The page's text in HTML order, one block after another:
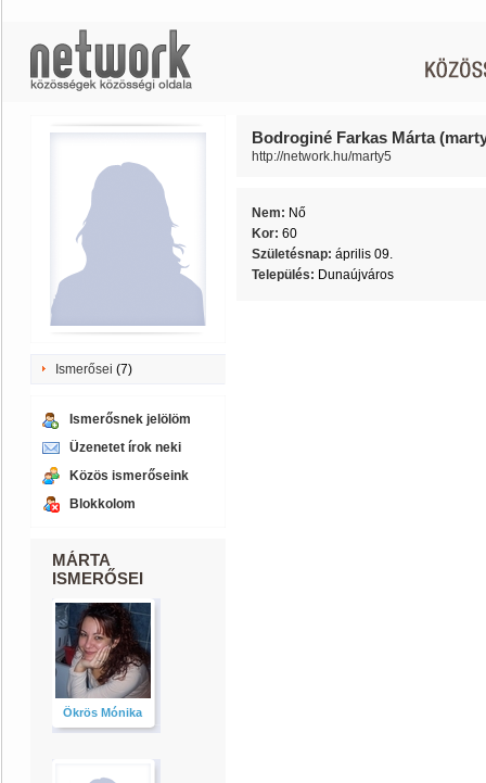
Ismerősei (7)
Ismerősnek jelölöm
Üzenetet írok neki
Közös ismerőseink
Blokkolom
MÁRTA
ISMERŐSEI
Ökrös Mónika
Bodroginé Farkas Márta
http://network.hu/marty5
Nem: Nő
Kor: 60
Születésnap: április 09.
Település: Dunaújváros